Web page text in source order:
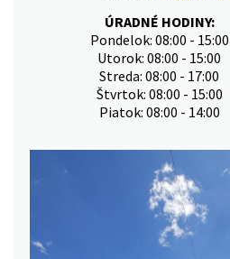
ÚRADNÉ HODINY:
Pondelok: 08:00 - 15:00
Utorok: 08:00 - 15:00
Streda: 08:00 - 17:00
Štvrtok: 08:00 - 15:00
Piatok: 08:00 - 14:00